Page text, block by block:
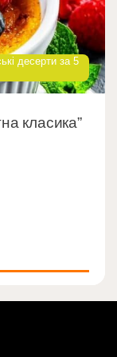
десерти за 5
класика”